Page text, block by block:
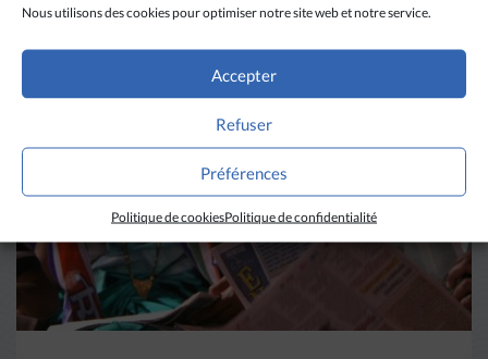
Nous utilisons des cookies pour optimiser notre site web et notre service.
Accepter
Refuser
Préférences
Politique de cookiesPolitique de confidentialité